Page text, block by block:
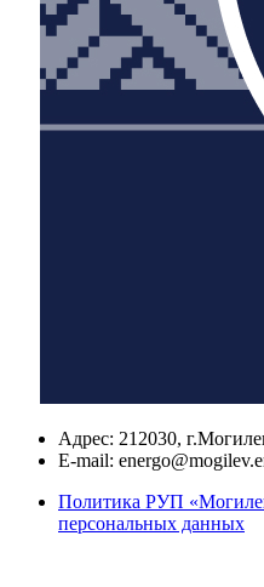
Адрес: 212030,
E-mail:
Политика РУП
персональных данных